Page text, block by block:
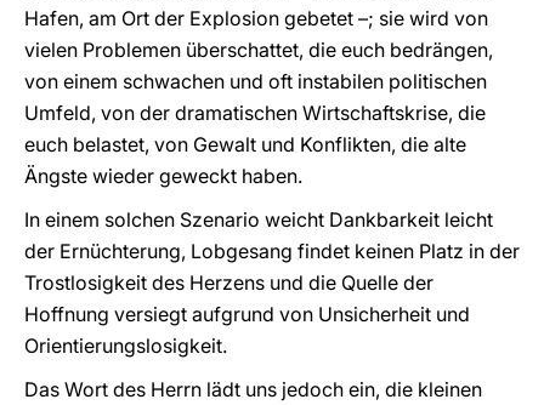
Hafen, am Ort der Explosion gebetet –; sie wird von
vielen Problemen überschattet, die euch bedrängen,
von einem schwachen und oft instabilen politischen
Umfeld, von der dramatischen Wirtschaftskrise, die
euch belastet, von Gewalt und Konflikten, die alte
Ängste wieder geweckt haben.
In einem solchen Szenario weicht Dankbarkeit leicht
der Ernüchterung, Lobgesang findet keinen Platz in der
Trostlosigkeit des Herzens und die Quelle der
Hoffnung versiegt aufgrund von Unsicherheit und
Orientierungslosigkeit.
Das Wort des Herrn lädt uns jedoch ein, die kleinen